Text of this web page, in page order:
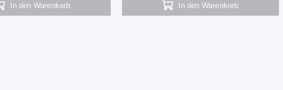
In den Warenkorb In den Warenkorb